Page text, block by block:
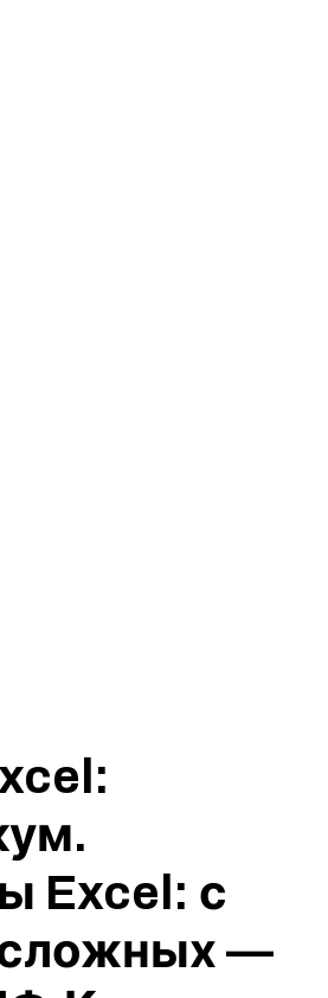
Excel: с
сложных —